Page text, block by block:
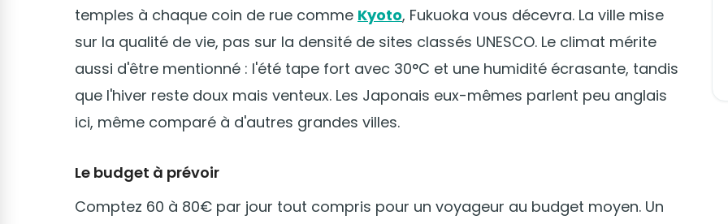
temples à chaque coin de rue comme Kyoto, Fukuoka vous décevra. La ville mise
sur la qualité de vie, pas sur la densité de sites classés UNESCO. Le climat mérite
aussi d'être mentionné : l'été tape fort avec 30°C et une humidité écrasante, tandis
que l'hiver reste doux mais venteux. Les Japonais eux-mêmes parlent peu anglais
ici, même comparé à d'autres grandes villes.
Le budget à prévoir
Comptez 60 à 80€ par jour tout compris pour un voyageur au budget moyen. Un